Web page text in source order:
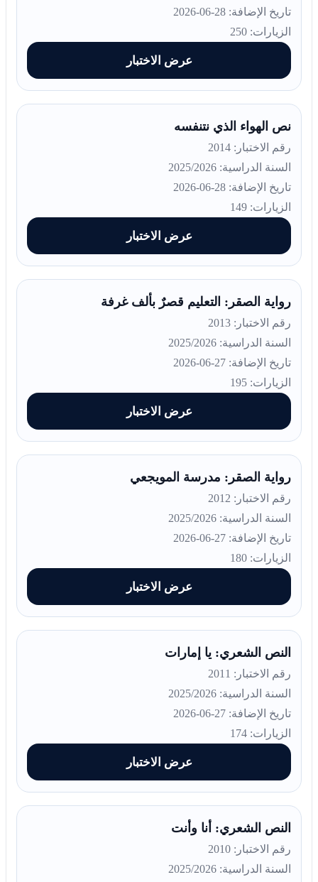
تاريخ الإضافة: 28-06-2026
الزيارات: 250
عرض الاختبار
نص الهواء الذي نتنفسه
رقم الاختبار: 2014
السنة الدراسية: 2025/2026
تاريخ الإضافة: 28-06-2026
الزيارات: 149
عرض الاختبار
رواية الصقر: التعليم قصرٌ بألف غرفة
رقم الاختبار: 2013
السنة الدراسية: 2025/2026
تاريخ الإضافة: 27-06-2026
الزيارات: 195
عرض الاختبار
رواية الصقر: مدرسة المويجعي
رقم الاختبار: 2012
السنة الدراسية: 2025/2026
تاريخ الإضافة: 27-06-2026
الزيارات: 180
عرض الاختبار
النص الشعري: يا إمارات
رقم الاختبار: 2011
السنة الدراسية: 2025/2026
تاريخ الإضافة: 27-06-2026
الزيارات: 174
عرض الاختبار
النص الشعري: أنا وأنت
رقم الاختبار: 2010
السنة الدراسية: 2025/2026